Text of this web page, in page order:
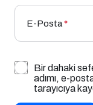
E-Posta*
Bir dahaki
adımı, e-
tarayıcıya